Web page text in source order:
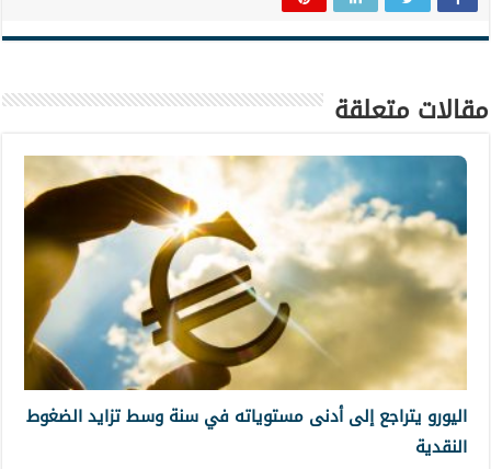
مقالات متعلقة
اليورو يتراجع إلى أدنى مستوياته في سنة وسط تزايد الضغوط
النقدية